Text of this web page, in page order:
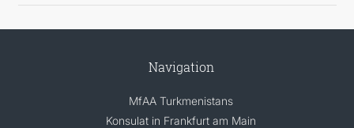
Navigation
MfAA Turkmenistans
Konsulat in Frankfurt am Main